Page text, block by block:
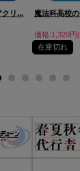
クリ... 魔法科高校
価格:1,320円
在庫切れ